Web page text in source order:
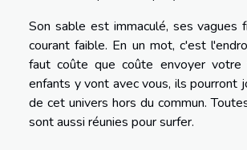
Son sable est immaculé, ses vagues
courant faible. En un mot, c'est
faut coûte que coûte envoyer votre
enfants y vont avec vous, ils pourront
de cet univers hors du commun.
sont aussi réunies pour surfer.